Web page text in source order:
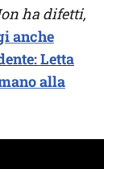
ha difetti,
anche
Letta
alla